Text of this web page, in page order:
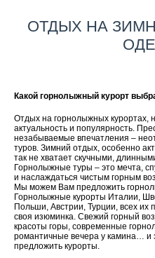
ОТДЫХ НА
Какой горнолыжный курорт
Отдых на горнолыжных курортах,
актуальность и популярность.
незабываемые впечатления –
туров. Зимний отдых, особенно
так не хватает скучными,
Горнолыжные туры – это мечта,
и наслаждаться чистым горным
Мы можем Вам предложить
Горнолыжные курорты Италии,
Польши, Австрии, Турции, всех их
своя изюминка. Свежий горный
красоты горы, современные
романтичные вечера у камина… и
предложить курорты.